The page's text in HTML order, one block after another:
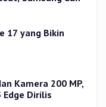
17 yang Bikin
Kamera 200 MP,
Edge Dirilis